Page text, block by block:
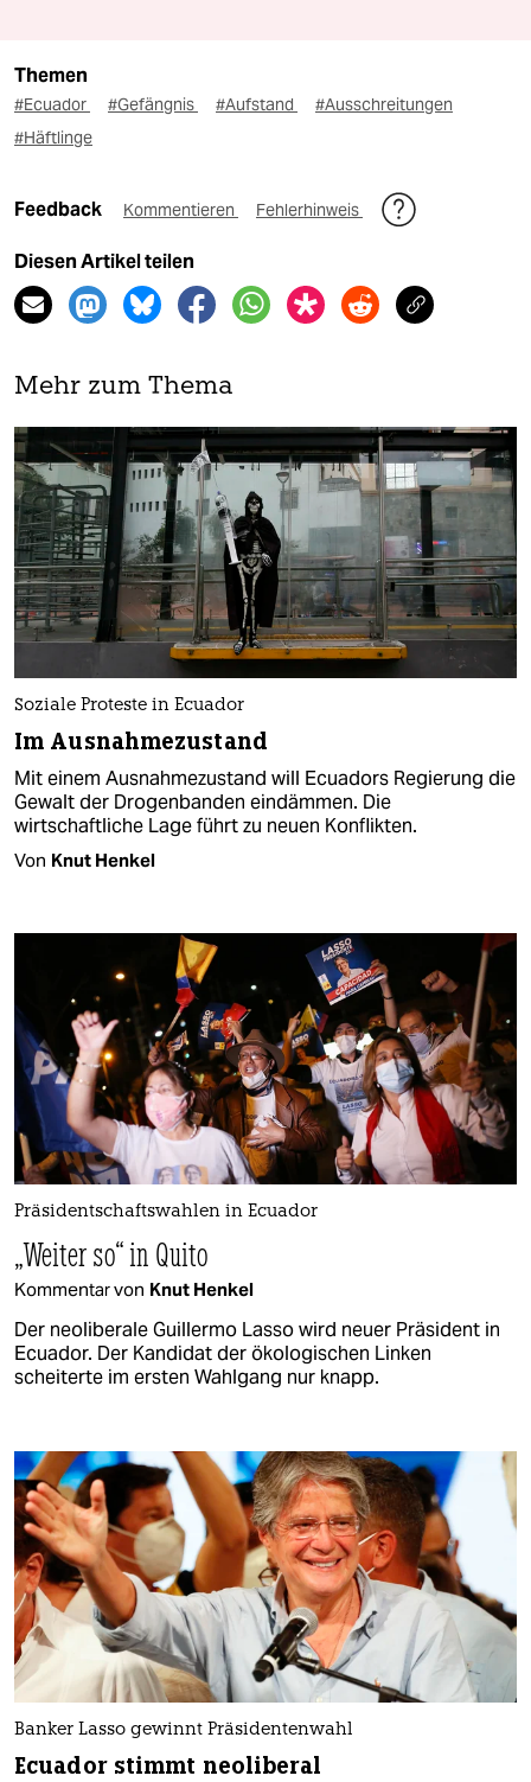
Themen
#Ecuador #Gefängnis #Aufstand
#Ausschreitungen
#Häftlinge
Feedback Kommentieren Fehlerhinweis
Diesen Artikel teilen
Mehr zum Thema
Soziale Proteste in Ecuador
Im Ausnahmezustand
Mit einem Ausnahmezustand will Ecuadors Regierung die
Gewalt der Drogenbanden eindämmen. Die
wirtschaftliche Lage führt zu neuen Konflikten.
Von Knut Henkel
Präsidentschaftswahlen in Ecuador
„Weiter so“ in Quito
Kommentar von Knut Henkel
Der neoliberale Guillermo Lasso wird neuer Präsident in
Ecuador. Der Kandidat der ökologischen Linken
scheiterte im ersten Wahlgang nur knapp.
Banker Lasso gewinnt Präsidentenwahl
Ecuador stimmt neoliberal